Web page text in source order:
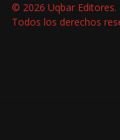
© 2026 Uqbar Editores.
Todos los derechos